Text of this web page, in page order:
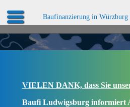
Baufinanzierung in Würzburg
VIELEN DANK, dass Sie
Baufi Ludwigsburg